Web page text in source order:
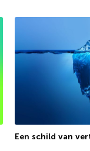
Een schild van